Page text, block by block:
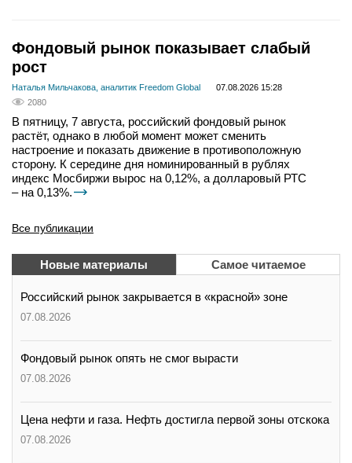
Фондовый рынок показывает слабый
рост
Наталья Мильчакова, аналитик Freedom Global
07.08.2026 15:28
2080
В пятницу, 7 августа, российский фондовый рынок
растёт, однако в любой момент может сменить
настроение и показать движение в противоположную
сторону. К середине дня номинированный в рублях
индекс Мосбиржи вырос на 0,12%, а долларовый РТС
– на 0,13%.
Все публикации
Новые материалы Самое читаемое
Российский рынок закрывается в «красной» зоне
07.08.2026
Фондовый рынок опять не смог вырасти
07.08.2026
Цена нефти и газа. Нефть достигла первой зоны отскока
07.08.2026